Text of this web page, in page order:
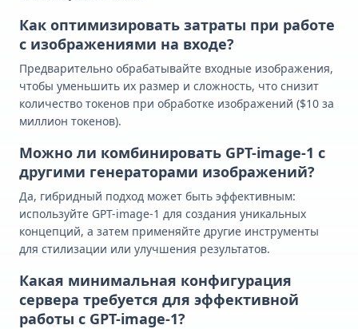
Как оптимизировать затраты при работе
с изображениями на входе?
Предварительно обрабатывайте входные изображения,
чтобы уменьшить их размер и сложность, что снизит
количество токенов при обработке изображений ($10 за
миллион токенов).
Можно ли комбинировать GPT-image-1 с
другими генераторами изображений?
Да, гибридный подход может быть эффективным:
используйте GPT-image-1 для создания уникальных
концепций, а затем применяйте другие инструменты
для стилизации или улучшения результатов.
Какая минимальная конфигурация
сервера требуется для эффективной
работы с GPT-image-1?